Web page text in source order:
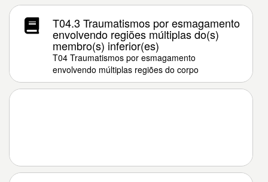
T04.3 Traumatismos por esmagamento
envolvendo regiões múltiplas do(s)
membro(s) inferior(es)
T04 Traumatismos por esmagamento
envolvendo múltiplas regiões do corpo